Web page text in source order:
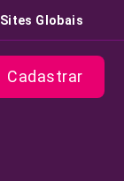
Sites Globais
Cadastrar